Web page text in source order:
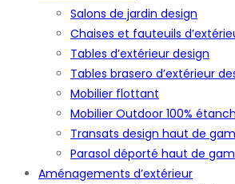
Salons de jardin design
Chaises et fauteuils
Tables d’extérieur design
Tables brasero d’extérieur
Mobilier flottant
Mobilier Outdoor 100%
Transats design haut de
Parasol déporté haut de
Aménagements d’extérieur